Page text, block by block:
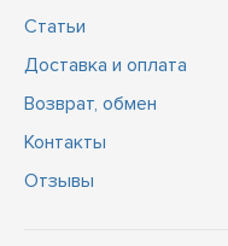
Статьи
Доставка и оплата
Возврат, обмен
Контакты
Отзывы